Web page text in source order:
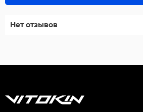
Нет отзывов